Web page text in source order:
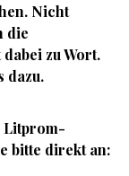
Nicht
die
zu Wort.
dazu.
Litprom-
bitte direkt an: